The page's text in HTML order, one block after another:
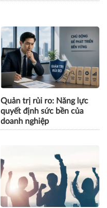
Quản trị rủi ro: Năng lực
quyết định sức bền của
doanh nghiệp